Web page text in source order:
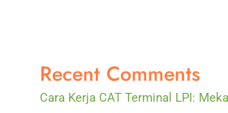
Recent Comments
Cara Kerja CAT Terminal LPI: